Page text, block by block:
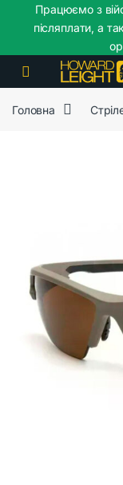
Skip to navigation
Skip to content
Головна
Працюємо з
післяплати, а